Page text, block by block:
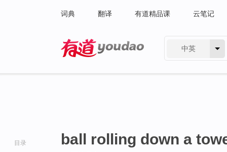
词典 翻译 有道精品课 云笔记
中英
目录 ball rolling down a